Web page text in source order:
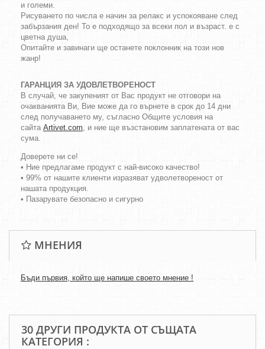
и големи.
Рисуването по числа е начин за релакс и успокояване след
забързания ден! То е подходящо за всеки пол и възраст. е с
цветна душа,
Опитайте и завинаги ще останете поклонник на този нов
жанр!
ГАРАНЦИЯ ЗА УДОВЛЕТВОРЕНОСТ
В случай, че закупеният от Вас продукт не отговори на
очакванията Ви, Вие може да го върнете в срок до 14 дни
след получаването му, съгласно Общите условия на
сайта Artivet.com, и ние ще възстановим заплатената от вас
сума.
Доверете ни се!
• Ние предлагаме продукт с най-високо качество!
• 99% от нашите клиенти изразяват удволетвореност от
нашата продукция.
• Пазарувате безопасно и сигурно
МНЕНИЯ
Бъди първия, който ще напише своето мнение !
30 ДРУГИ ПРОДУКТА ОТ СЪЩАТА
КАТЕГОРИЯ :